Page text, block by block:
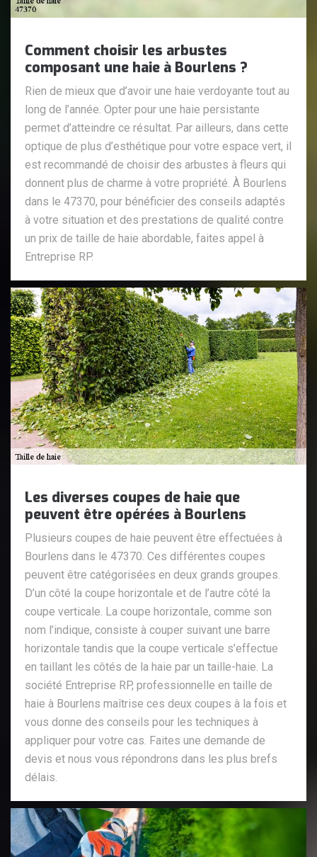
Comment choisir les arbustes
composant une haie à Bourlens ?
Rien de mieux que d’avoir une haie verdoyante tout au
long de l’année. Opter pour une haie persistante
permet d’atteindre ce résultat. Par ailleurs, dans cette
optique de plus d’esthétique pour votre espace vert, il
est recommandé de choisir des arbustes à fleurs qui
donnent plus de charme à votre propriété. À Bourlens
dans le 47370, pour bénéficier des conseils adaptés
à votre situation et des prestations de qualité contre
un prix de taille de haie abordable, faites appel à
Entreprise RP.
Les diverses coupes de haie que
peuvent être opérées à Bourlens
Plusieurs coupes de haie peuvent être effectuées à
Bourlens dans le 47370. Ces différentes coupes
peuvent être catégorisées en deux grands groupes.
D’un côté la coupe horizontale et de l’autre côté la
coupe verticale. La coupe horizontale, comme son
nom l’indique, consiste à couper suivant une barre
horizontale tandis que la coupe verticale s’effectue
en taillant les côtés de la haie par un taille-haie. La
société Entreprise RP, professionnelle en taille de
haie à Bourlens maîtrise ces deux coupes à la fois et
vous donne des conseils pour les techniques à
appliquer pour votre cas. Faites une demande de
devis et nous vous répondrons dans les plus brefs
délais.